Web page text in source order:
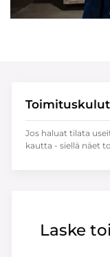
Laske
Toimituskulut
Jos haluat tilata
kautta - siellä näet